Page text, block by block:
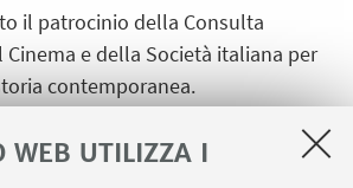
WEB UTILIZZA I
il patrocinio della Consulta
Cinema e della Società italiana per
contemporanea.